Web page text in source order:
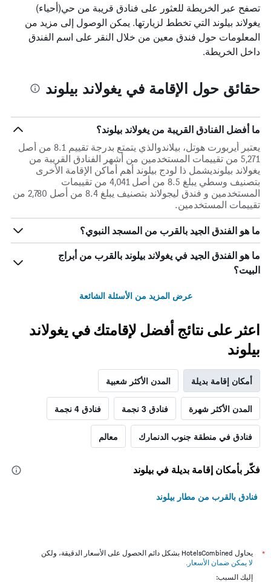
تصفح عبر الخريطة للعثور على فنادق قريبة من حي(أحياء)
يغولاند بيلوند التي تخطط لزيارتها. يمكن الوصول إلى مزيد من
المعلومات حول فندق معين من خلال النقر على اسم الفندق
داخل الخريطة.
حقائق حول الإقامة في يغولاند بيلوند
ما أفضل الفنادق القريبة من يغولاند بيلوند؟
يعتبر أيربورت هوتل، بيلاندوالذي يتمتع بدرجة تقييم 8.1 من أصل
5,271 من تقييمات المستخدمين من أشهر الفنادق القريبة من
يغولاند بيلونديشمل ذا لودج بيلوند أهم أماكن الإقامة الأخرى
بتصنيف وسطي يبلغ 8.5 من أصل 4,041 من تقييمات
المستخدمين و فندق ليجولاند بتصنيف يبلغ 8.4 من أصل 2,780 من
تقييمات المستخدمين.
ما هو الفندق الجيد بالقرب من المسجد النبوي؟
ما هو الفندق الجيد في يغولاند بيلوند بالقرب من أبراج
البيت؟
عرض المزيد من الأسئلة الشائعة
اعثر على نتائج أفضل لإقامتك في يغولاند
بيلوند
أمكان إقامة بديلة المدن الأكثر شعبية
المدن الأكثر شهرة فنادق 3 نجمة فنادق 4 نجمة
فنادق في منطقة جنوب الدنمارك معالم
فكّر بأمكان إقامة بديلة في بيلوند
فنادق بالقرب من مطار بيلوند
*
يحاول HotelsCombined بشكل دائم الحصول على الأسعار الدقيقة، ولكن
لا يمكن ضمان الأسعار .
إليك السبب: